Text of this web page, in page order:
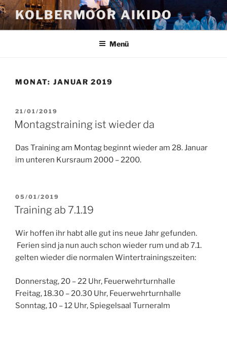
Zum
Inhalt
springen
KOLBERMOOR AIKIDO
Menü
MONAT: JANUAR 2019
VERÖFFENTLICHT
AM
21/01/2019
Montagstraining ist wieder da
Das Training am Montag beginnt wieder am 28. Januar
im unteren Kursraum 2000 – 2200.
VERÖFFENTLICHT
AM
05/01/2019
Training ab 7.1.19
Wir hoffen ihr habt alle gut ins neue Jahr gefunden.
Ferien sind ja nun auch schon wieder rum und ab 7.1.
gelten wieder die normalen Wintertrainingszeiten:
Donnerstag, 20 – 22 Uhr, Feuerwehrturnhalle
Freitag, 18.30 – 20.30 Uhr, Feuerwehrturnhalle
Sonntag, 10 – 12 Uhr, Spiegelsaal Turneralm